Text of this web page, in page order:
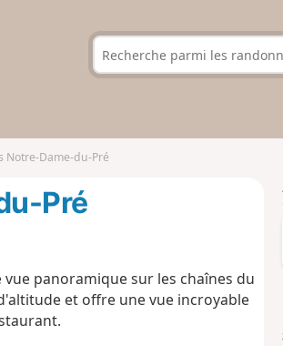
Notre-Dame-du-Pré
Pré
panoramique sur les chaînes du
et offre une vue incroyable